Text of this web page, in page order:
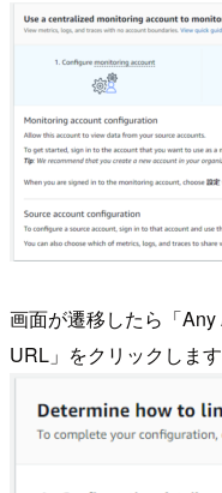
画面が遷移したら「
URL」をクリックします